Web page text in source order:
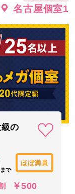
名古屋個室1
の
まで
ほぼ満員
￥500